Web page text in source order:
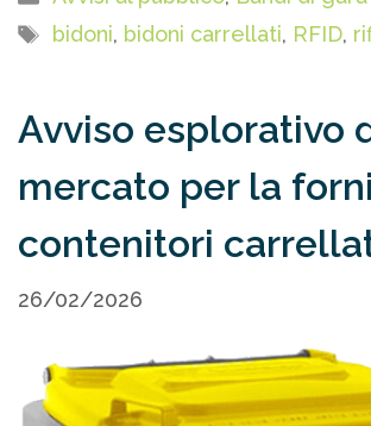
Tag
bidoni, bidoni carrellati, RFID,
Avviso esplorativo
mercato per la
contenitori
26/02/2026